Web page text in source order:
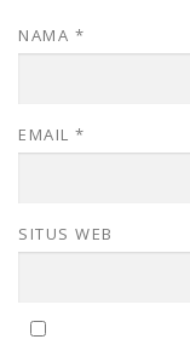
NAMA *
EMAIL *
SITUS WEB